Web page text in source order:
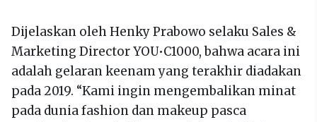
Dijelaskan oleh Henky Prabowo selaku Sales &
Marketing Director YOU•C1000, bahwa acara ini
adalah gelaran keenam yang terakhir diadakan
pada 2019. “Kami ingin mengembalikan minat
pada dunia fashion dan makeup pasca